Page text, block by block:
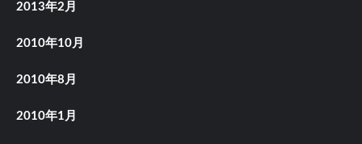
2013年2月
2010年10月
2010年8月
2010年1月